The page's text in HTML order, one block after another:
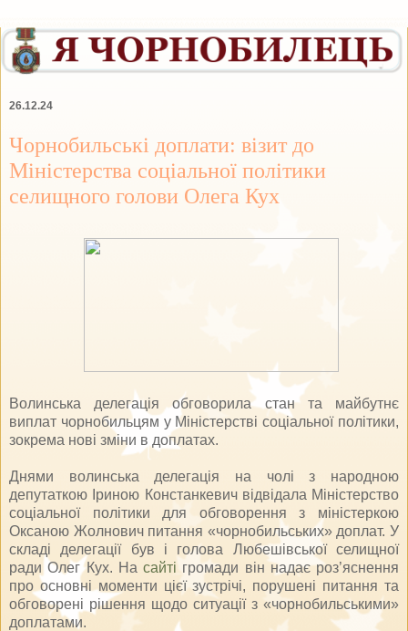
26.12.24
Чорнобильські доплати: візит до
Міністерства соціальної політики
селищного голови Олега Кух
Волинська делегація обговорила стан та майбутнє
виплат чорнобильцям у Міністерстві соціальної політики,
зокрема нові зміни в доплатах.
Днями волинська делегація на чолі з народною
депутаткою Іриною Констанкевич відвідала Міністерство
соціальної політики для обговорення з міністеркою
Оксаною Жолнович питання «чорнобильських» доплат. У
складі делегації був і голова Любешівської селищної
ради Олег Кух. На сайті громади він надає роз’яснення
про основні моменти цієї зустрічі, порушені питання та
обговорені рішення щодо ситуації з «чорнобильськими»
доплатами.